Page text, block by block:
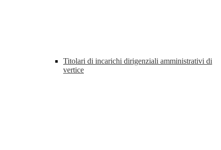
Titolari di incarichi dirigenziali amministrativi di
vertice